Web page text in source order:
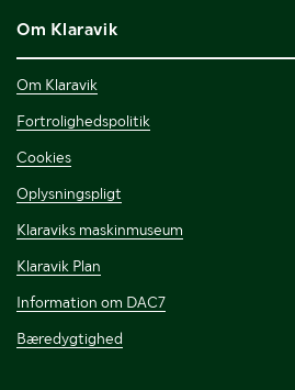
Om Klaravik
Om Klaravik
Fortrolighedspolitik
Cookies
Oplysningspligt
Klaraviks maskinmuseum
Klaravik Plan
Information om DAC7
Bæredygtighed